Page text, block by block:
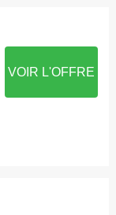
VOIR L'OFFRE